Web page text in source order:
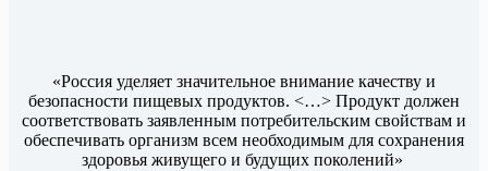
«Россия уделяет значительное внимание качеству и
безопасности пищевых продуктов. <…> Продукт должен
соответствовать заявленным потребительским свойствам и
обеспечивать организм всем необходимым для сохранения
здоровья живущего и будущих поколений»